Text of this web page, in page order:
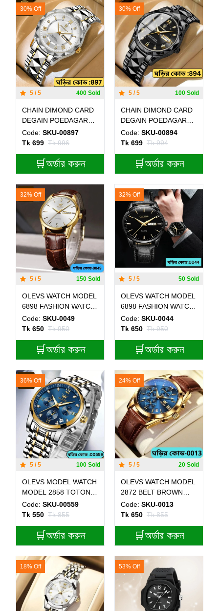
30% Off
5 / 5 400 Sold
CHAIN DIMOND CARD
DEGAIN POEDAGAR
WATCH MODEL 615
Toton ar Dial White
ব্যাটারি ফ্রি।
Code: SKU-00897
Tk 699 Tk 996
🛒অর্ডার করুন
30% Off
5 / 5 100 Sold
CHAIN DIMOND CARD
DEGAIN POEDAGAR
WATCH MODEL 615
FULL BLACK COLOUR
Code: SKU-00894
Tk 699 Tk 994
🛒অর্ডার করুন
32% Off
5 / 5 150 Sold
OLEVS WATCH MODEL
6898 FASHION WATCH
FOR MEN BELT
BROWN DIAL WHITE
Code: SKU-0049
Tk 650 Tk 950
🛒অর্ডার করুন
32% Off
5 / 5 50 Sold
OLEVS WATCH MODEL
6898 FASHION WATCH
FOR MEN FULL BLACK
COLOUR WATCH FOR
Code: SKU-0044
Tk 650 Tk 950
🛒অর্ডার করুন
36% Off
5 / 5 100 Sold
OLEVS MODEL WATCH
MODEL 2858 TOTON
AR DIAL BLUE ROUND
GOLDEN - MAN WATCH
Code: SKU-00559
Tk 550 Tk 855
🛒অর্ডার করুন
24% Off
5 / 5 20 Sold
OLEVS WATCH MODEL
2872 BELT BROWN
DIAL BLUE COLOUR
WATCH FOR MEN
Code: SKU-0013
Tk 650 Tk 855
🛒অর্ডার করুন
18% Off 53% Off